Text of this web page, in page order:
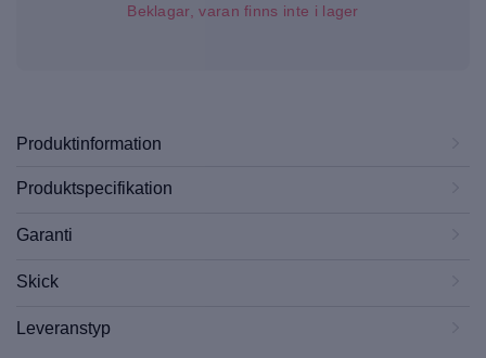
Beklagar, varan finns inte i lager
Produktinformation
Produktspecifikation
Garanti
Skick
Leveranstyp